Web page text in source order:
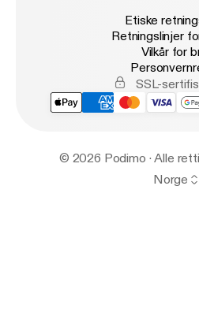
Etiske
Retningslinjer
Vilkår for
SSL-
© 2026 Podimo · Alle
Norge